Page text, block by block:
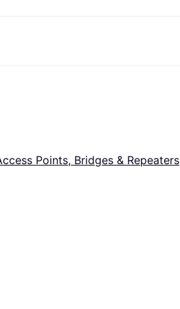
Points, Bridges & Repeaters